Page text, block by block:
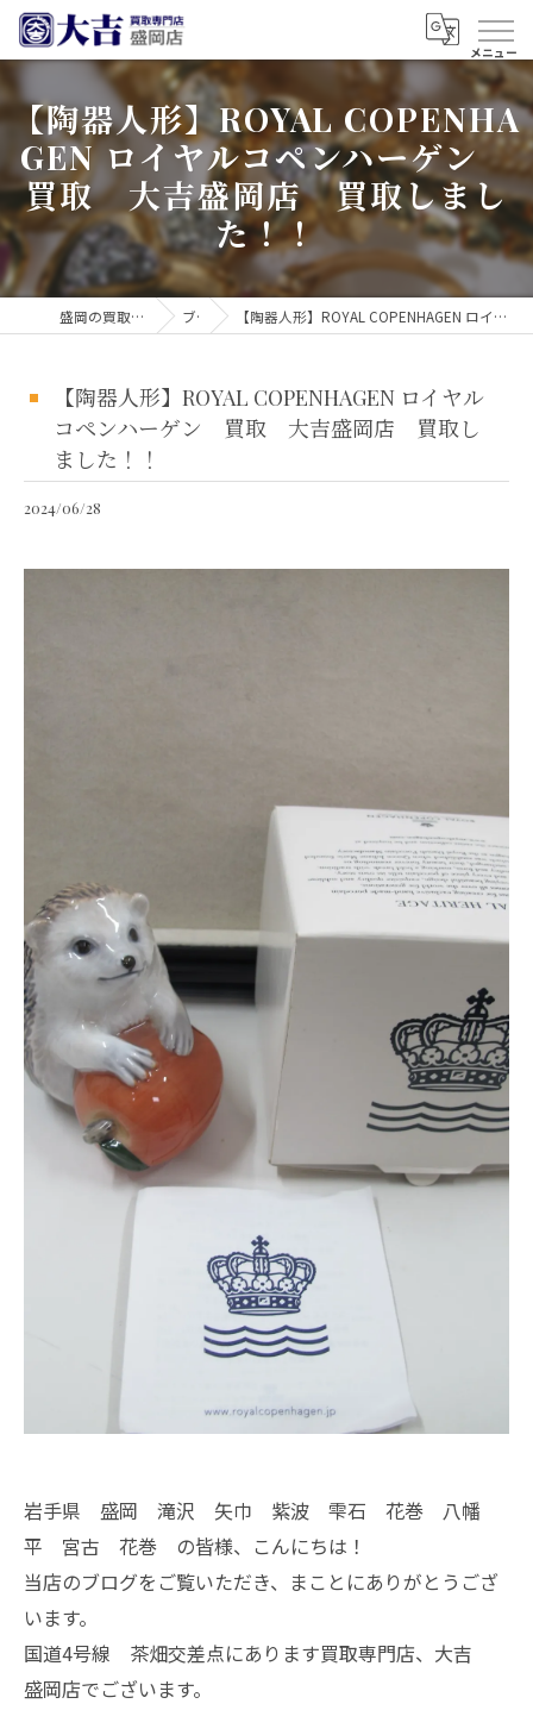
【陶器人形】ROYAL COPENHA
GEN ロイヤルコペンハーゲン
買取 大吉盛岡店 買取しまし
た！！
盛岡の買取なら買取大吉 盛岡店 ブログ 【陶器人形】ROYAL COPENHAGEN ロイヤルコペンハーゲン 買取 大吉盛岡店 買取しました！！
【陶器人形】ROYAL COPENHAGEN ロイヤル
コペンハーゲン 買取 大吉盛岡店 買取し
ました！！
2024/06/28
岩手県 盛岡 滝沢 矢巾 紫波 雫石 花巻 八幡
平 宮古 花巻 の皆様、こんにちは！
当店のブログをご覧いただき、まことにありがとうござ
います。
国道4号線 茶畑交差点にあります買取専門店、大吉
盛岡店でございます。